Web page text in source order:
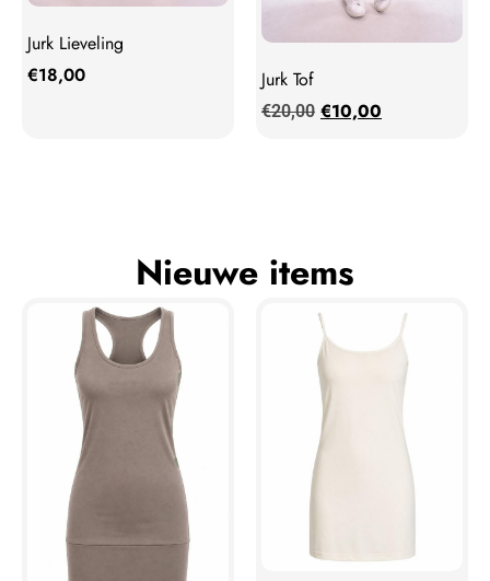
Jurk Lieveling
€18,00 Jurk Tof
€20,00 €10,00
Nieuwe items